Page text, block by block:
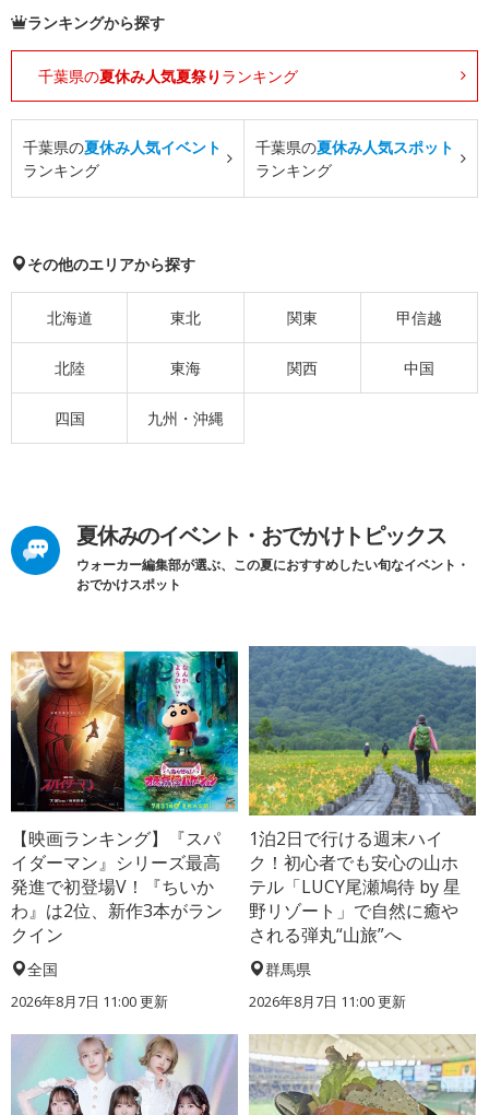
ランキングから探す
千葉県の夏休み人気夏祭り ランキング
千葉県の夏休み人気イベント
ランキング
千葉県の夏休み人気スポット
ランキング
その他のエリアから探す
北海道 東北 関東 甲信越
北陸 東海 関西 中国
四国 九州・沖縄
夏休みのイベント・おでかけトピックス
ウォーカー編集部が選ぶ、この夏におすすめしたい旬なイベント・
おでかけスポット
【映画ランキング】『スパ
イダーマン』シリーズ最高
発進で初登場V！『ちいか
わ』は2位、新作3本がラン
クイン
全国
2026年8月7日 11:00更新
1泊2日で行ける週末ハイ
ク！初心者でも安心の山ホ
テル「LUCY尾瀬鳩待 by 星
野リゾート」で自然に癒や
される弾丸“山旅”へ
群馬県
2026年8月7日 11:00更新